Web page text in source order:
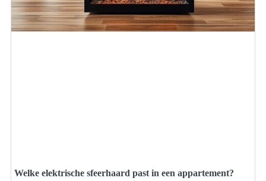
Welke elektrische sfeerhaard past in een appartement?